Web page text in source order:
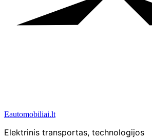
Eautomobiliai.lt
Elektrinis transportas, technologijos